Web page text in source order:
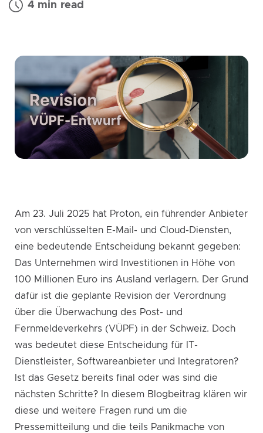
4 min read
Am 23. Juli 2025 hat Proton, ein führender Anbieter
von verschlüsselten E-Mail- und Cloud-Diensten,
eine bedeutende Entscheidung bekannt gegeben:
Das Unternehmen wird Investitionen in Höhe von
100 Millionen Euro ins Ausland verlagern. Der Grund
dafür ist die geplante Revision der Verordnung
über die Überwachung des Post- und
Fernmeldeverkehrs (VÜPF) in der Schweiz. Doch
was bedeutet diese Entscheidung für IT-
Dienstleister, Softwareanbieter und Integratoren?
Ist das Gesetz bereits final oder was sind die
nächsten Schritte? In diesem Blogbeitrag klären wir
diese und weitere Fragen rund um die
Pressemitteilung und die teils Panikmache von